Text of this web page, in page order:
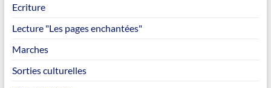
Ecriture
Lecture "Les pages enchantées"
Marches
Sorties culturelles